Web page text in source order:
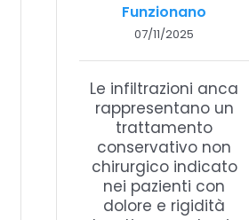
Funzionano
07/11/2025
Le infiltrazioni anca
rappresentano un
trattamento
conservativo non
chirurgico indicato
nei pazienti con
dolore e rigidità